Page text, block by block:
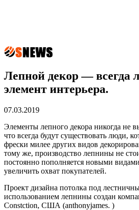
Лепной декор — всегда
элемент интерьера.
07.03.2019
Элементы лепного декора никогда не
что всегда будут существовать люди,
фрески милее других видов
тому же, производство лепнины не
постоянно пополняется новыми
увеличить охват покупателей.
Проект дизайна потолка под
использованием лепнины создан
Constction, США (anthonyjames. )